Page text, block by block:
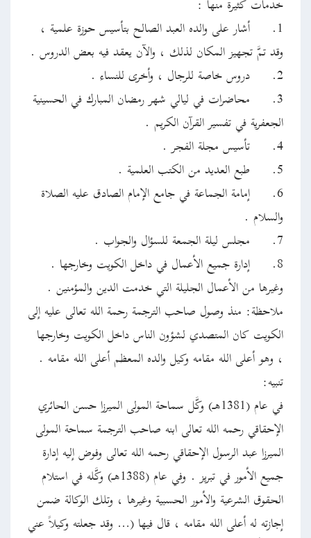
خدمات كثيرة منها :
1.
أشار على والده العبد الصالح بتأسيس حوزة علمية ،
وقد تمَّ تجهيز المكان لذلك ، والآن يعقد فيه بعض الدروس .
2.
دروس خاصة للرجال ، وأخرى للنساء .
3.
محاضرات في ليالي شهر رمضان المبارك في الحسينية
الجعفرية في تفسير القرآن الكريم .
4.
تأسيس مجلة الفجر .
5.
طبع العديد من الكتب العلمية .
6.
إمامة الجماعة في جامع الإمام الصادق عليه الصلاة
والسلام .
7.
مجلس ليلة الجمعة للسؤال والجواب .
8.
إدارة جميع الأعمال في داخل الكويت وخارجها .
وغيرها من الأعمال الجليلة التي خدمت الدين والمؤمنين .
ملاحظة: منذ وصول صاحب الترجمة رحمة الله تعالى عليه إلى
الكويت كان المتصدي لشؤون الناس داخل الكويت وخارجها
، وهو أعلى الله مقامه وكيل والده المعظم أعلى الله مقامه .
تنبيه:
في عام (1381هـ) وكَّل سماحة المولى الميرزا حسن الحائري
الإحقاقي رحمه الله تعالى ابنه صاحب الترجمة سماحة المولى
الميرزا عبد الرسول الإحقاقي رحمه الله تعالى وفوض إليه إدارة
جميع الأمور في تبريز . وفي عام (1388هـ) وكَّله في استلام
الحقوق الشرعية والأمور الحسبية وغيرها ، وتلك الوكالة ضمن
إجازته له أعلى الله مقامه ، قال فيها (… وقد جعلته وكيلاً عني